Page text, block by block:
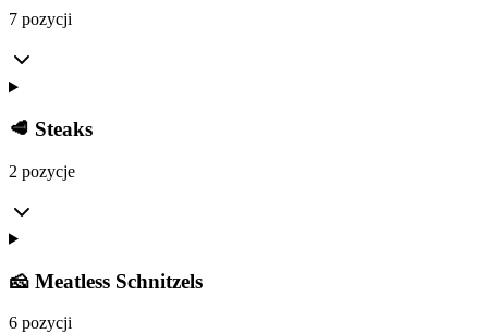
7 pozycji
🥩 Steaks
2 pozycje
🧀 Meatless Schnitzels
6 pozycji